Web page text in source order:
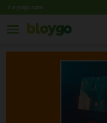
Ir a yoigo.com